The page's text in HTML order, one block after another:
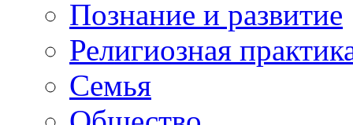
Познание и развитие
Религиозная
Семья